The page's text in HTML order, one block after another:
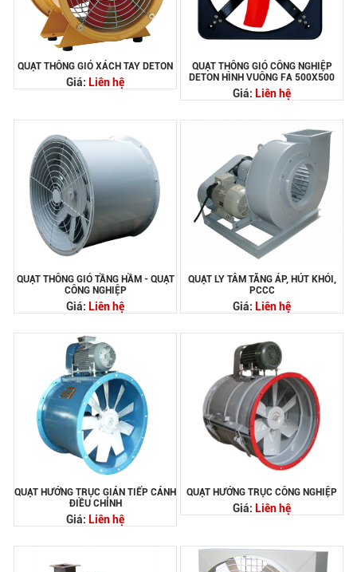
QUẠT THÔNG GIÓ XÁCH TAY DETON
Giá: Liên hệ
QUẠT THÔNG GIÓ CÔNG NGHIỆP
DETON HÌNH VUÔNG FA 500X500
Giá: Liên hệ
QUẠT THÔNG GIÓ TẦNG HẦM - QUẠT
CÔNG NGHIỆP
Giá: Liên hệ
QUẠT LY TÂM TĂNG ÁP, HÚT KHÓI,
PCCC
Giá: Liên hệ
QUẠT HƯỚNG TRỤC GIÁN TIẾP CÁNH
ĐIỀU CHỈNH
Giá: Liên hệ
QUẠT HƯỚNG TRỤC CÔNG NGHIỆP
Giá: Liên hệ